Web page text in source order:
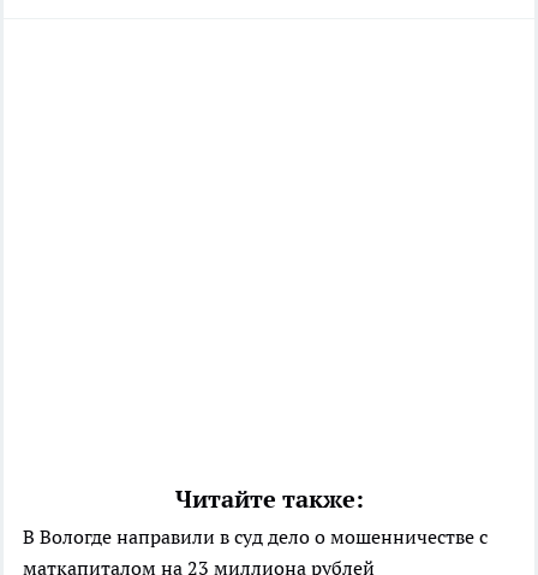
Читайте также:
В Вологде направили в суд дело о мошенничестве с
маткапиталом на 23 миллиона рублей